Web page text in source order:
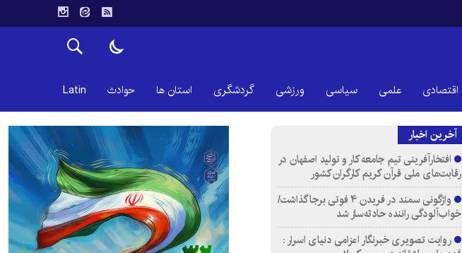
اقتصادی علمی سیاسی ورزشی گردشگری استان ها حوادث Latin
آخرین اخبار
افتخارآفرینی تیم جامعه کار و تولید اصفهان در
رقابت‌های ملی قرآن کریم کارگران کشور
واژگونی سمند در فریدن ۴ فوتی برجا گذاشت/
خواب‌آلودگی راننده حادثه‌ساز شد
روایت تصویری خبرنگار اعزامی دنیای اسرار :